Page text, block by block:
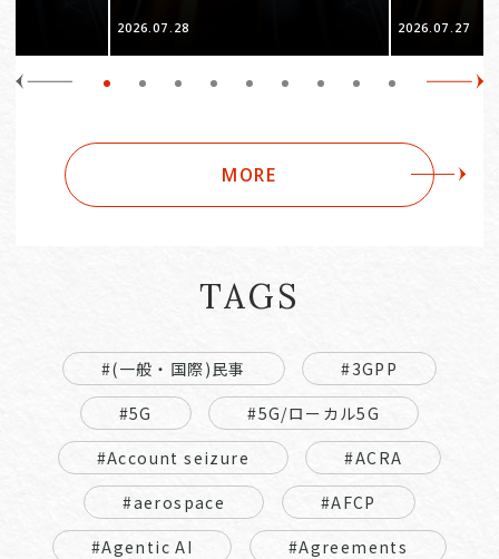
2026.07.28 2026.07.27
MORE
TAGS
#(一般・国際)民事
#3GPP
#5G
#5G/ローカル5G
#Account seizure
#ACRA
#aerospace
#AFCP
#Agentic AI
#Agreements